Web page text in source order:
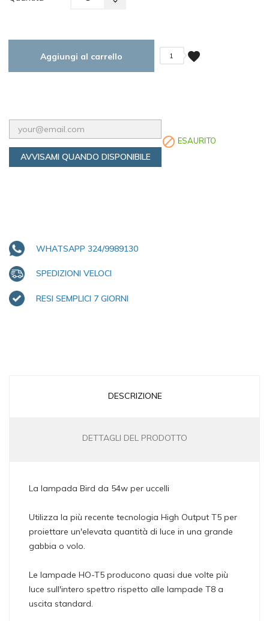
Aggiungi al carrello favorite
1
AVVISAMI QUANDO DISPONIBILE
 ESAURITO
WHATSAPP 324/9989130
SPEDIZIONI VELOCI
RESI SEMPLICI 7 GIORNI
DESCRIZIONE
DETTAGLI DEL PRODOTTO
La lampada Bird da 54w per uccelli
Utilizza la più recente tecnologia High Output T5 per
proiettare un'elevata quantità di luce in una grande
gabbia o volo.
Le lampade HO-T5 producono quasi due volte più
luce sull'intero spettro rispetto alle lampade T8 a
uscita standard.